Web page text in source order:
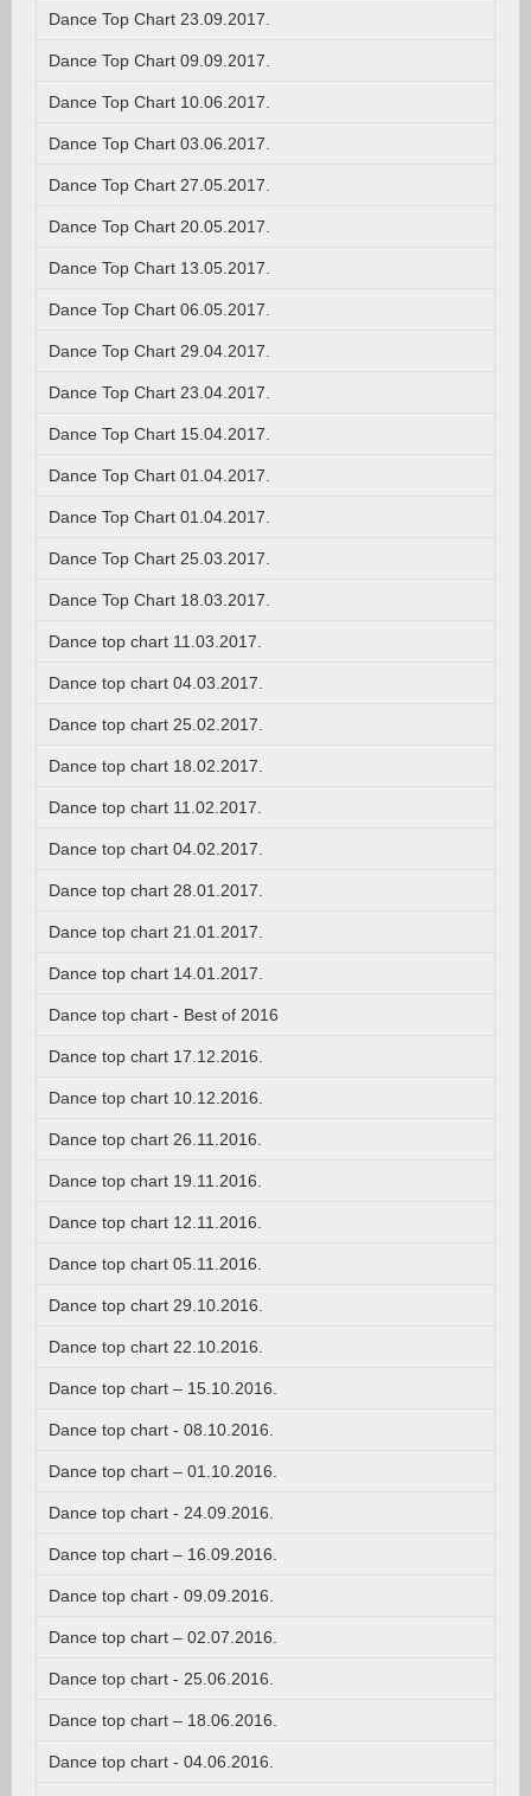
Dance Top Chart 23.09.2017.
Dance Top Chart 09.09.2017.
Dance Top Chart 10.06.2017.
Dance Top Chart 03.06.2017.
Dance Top Chart 27.05.2017.
Dance Top Chart 20.05.2017.
Dance Top Chart 13.05.2017.
Dance Top Chart 06.05.2017.
Dance Top Chart 29.04.2017.
Dance Top Chart 23.04.2017.
Dance Top Chart 15.04.2017.
Dance Top Chart 01.04.2017.
Dance Top Chart 01.04.2017.
Dance Top Chart 25.03.2017.
Dance Top Chart 18.03.2017.
Dance top chart 11.03.2017.
Dance top chart 04.03.2017.
Dance top chart 25.02.2017.
Dance top chart 18.02.2017.
Dance top chart 11.02.2017.
Dance top chart 04.02.2017.
Dance top chart 28.01.2017.
Dance top chart 21.01.2017.
Dance top chart 14.01.2017.
Dance top chart - Best of 2016
Dance top chart 17.12.2016.
Dance top chart 10.12.2016.
Dance top chart 26.11.2016.
Dance top chart 19.11.2016.
Dance top chart 12.11.2016.
Dance top chart 05.11.2016.
Dance top chart 29.10.2016.
Dance top chart 22.10.2016.
Dance top chart – 15.10.2016.
Dance top chart - 08.10.2016.
Dance top chart – 01.10.2016.
Dance top chart - 24.09.2016.
Dance top chart – 16.09.2016.
Dance top chart - 09.09.2016.
Dance top chart – 02.07.2016.
Dance top chart - 25.06.2016.
Dance top chart – 18.06.2016.
Dance top chart - 04.06.2016.